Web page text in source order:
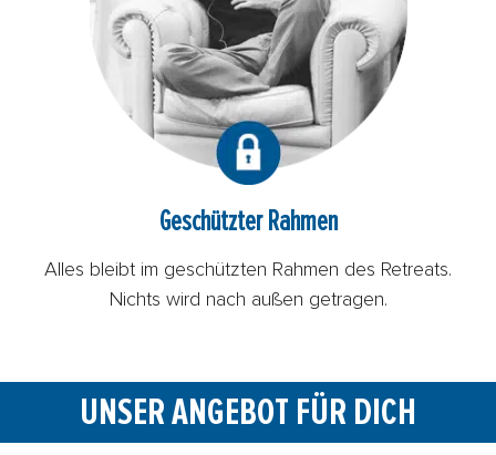
Geschützter Rahmen
Alles bleibt im geschützten Rahmen des Retreats.
Nichts wird nach außen getragen.
UNSER ANGEBOT FÜR DICH